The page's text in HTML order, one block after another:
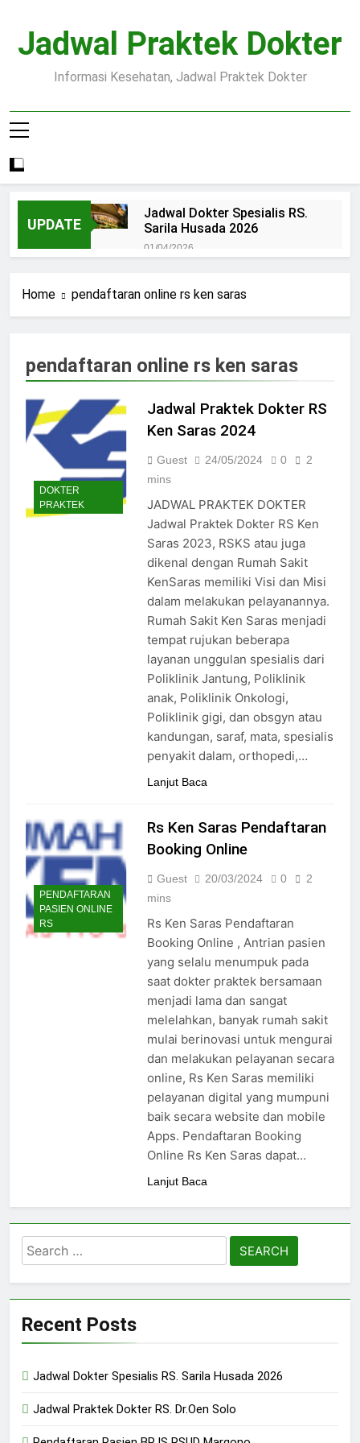
content
Jadwal Praktek Dokter
Informasi Kesehatan, Jadwal Praktek Dokter
UPDATE
Jadwal Dokter Spesialis RS.
Sarila Husada 2026
01/04/2026
15/07/2025
Pendaftaran Pasien BPJS
Jadwal Dokter RS PKU Solo:
15/07/2025
Jadwal Praktek Dokter RS
Maguan Husada Wonogiri
15/07/2025
Daftar online rs sarila
Jadwal Dokter RS. Puri Asih
Salatiga 2025
15/07/2025
Jadwal Dokter RS Mulia
Hati Wonogiri
15/07/2025
Pendaftaran Pasien BPJS
RSUD Bung Karno
24/05/2024
Pendaftaran Pasien BPJS
RSUD Banyumas
Home pendaftaran online rs ken saras
pendaftaran online rs ken saras
DOKTER
PRAKTEK
Jadwal Praktek Dokter RS
Ken Saras 2024
Guest 24/05/2024 0
2
mins
JADWAL PRAKTEK DOKTER
Jadwal Praktek Dokter RS Ken
Saras 2023, RSKS atau juga
dikenal dengan Rumah Sakit
KenSaras memiliki Visi dan Misi
dalam melakukan pelayanannya.
Rumah Sakit Ken Saras menjadi
tempat rujukan beberapa
layanan unggulan spesialis dari
Poliklinik Jantung, Poliklinik
anak, Poliklinik Onkologi,
Poliklinik gigi, dan obsgyn atau
kandungan, saraf, mata, spesialis
penyakit dalam, orthopedi,…
Lanjut Baca
PENDAFTARAN
PASIEN ONLINE
RS
Rs Ken Saras Pendaftaran
Booking Online
Guest 20/03/2024 0
2
mins
Rs Ken Saras Pendaftaran
Booking Online , Antrian pasien
yang selalu menumpuk pada
saat dokter praktek bersamaan
menjadi lama dan sangat
melelahkan, banyak rumah sakit
mulai berinovasi untuk mengurai
dan melakukan pelayanan secara
online, Rs Ken Saras memiliki
pelayanan digital yang mumpuni
baik secara website dan mobile
Apps. Pendaftaran Booking
Online Rs Ken Saras dapat…
Lanjut Baca
Search
for:
Recent Posts
Jadwal Dokter Spesialis RS. Sarila Husada 2026
Jadwal Praktek Dokter RS. Dr.Oen Solo